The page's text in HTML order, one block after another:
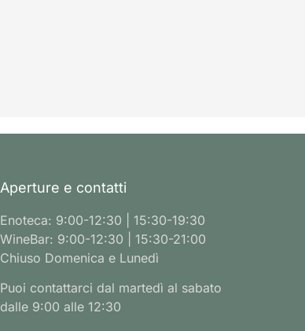
Aperture e contatti
Enoteca: 9:00-12:30 | 15:30-19:30
WineBar: 9:00-12:30 | 15:30-21:00
Chiuso Domenica e Lunedì
Puoi contattarci dal martedì al sabato
dalle 9:00 alle 12:30